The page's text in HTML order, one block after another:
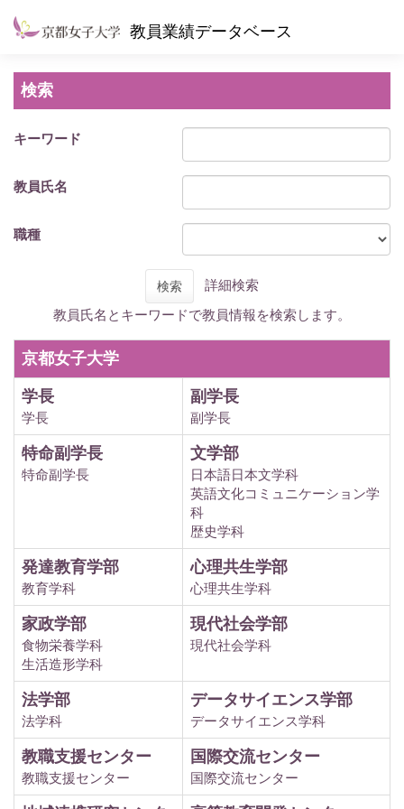
教員業績データベース
検索
キーワード
教員氏名
職種
検索
詳細検索
教員氏名とキーワードで教員情報を検索します。
京都女子大学
学長
学長
副学長
副学長
特命副学長
特命副学長
文学部
日本語日本文学科
英語文化コミュニケーション学
科
歴史学科
発達教育学部
教育学科
心理共生学部
心理共生学科
家政学部
食物栄養学科
生活造形学科
現代社会学部
現代社会学科
法学部
法学科
データサイエンス学部
データサイエンス学科
教職支援センター
教職支援センター
国際交流センター
国際交流センター